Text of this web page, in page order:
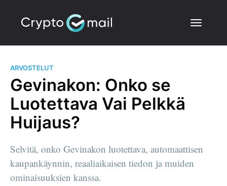
ARVOSTELUT
Gevinakon: Onko se
Luotettava Vai Pelkkä
Huijaus?
Selvitä, onko Gevinakon luotettava, automaattisen
kaupankäynnin, reaaliaikaisen tiedon ja muiden
ominaisuuksien kanssa.